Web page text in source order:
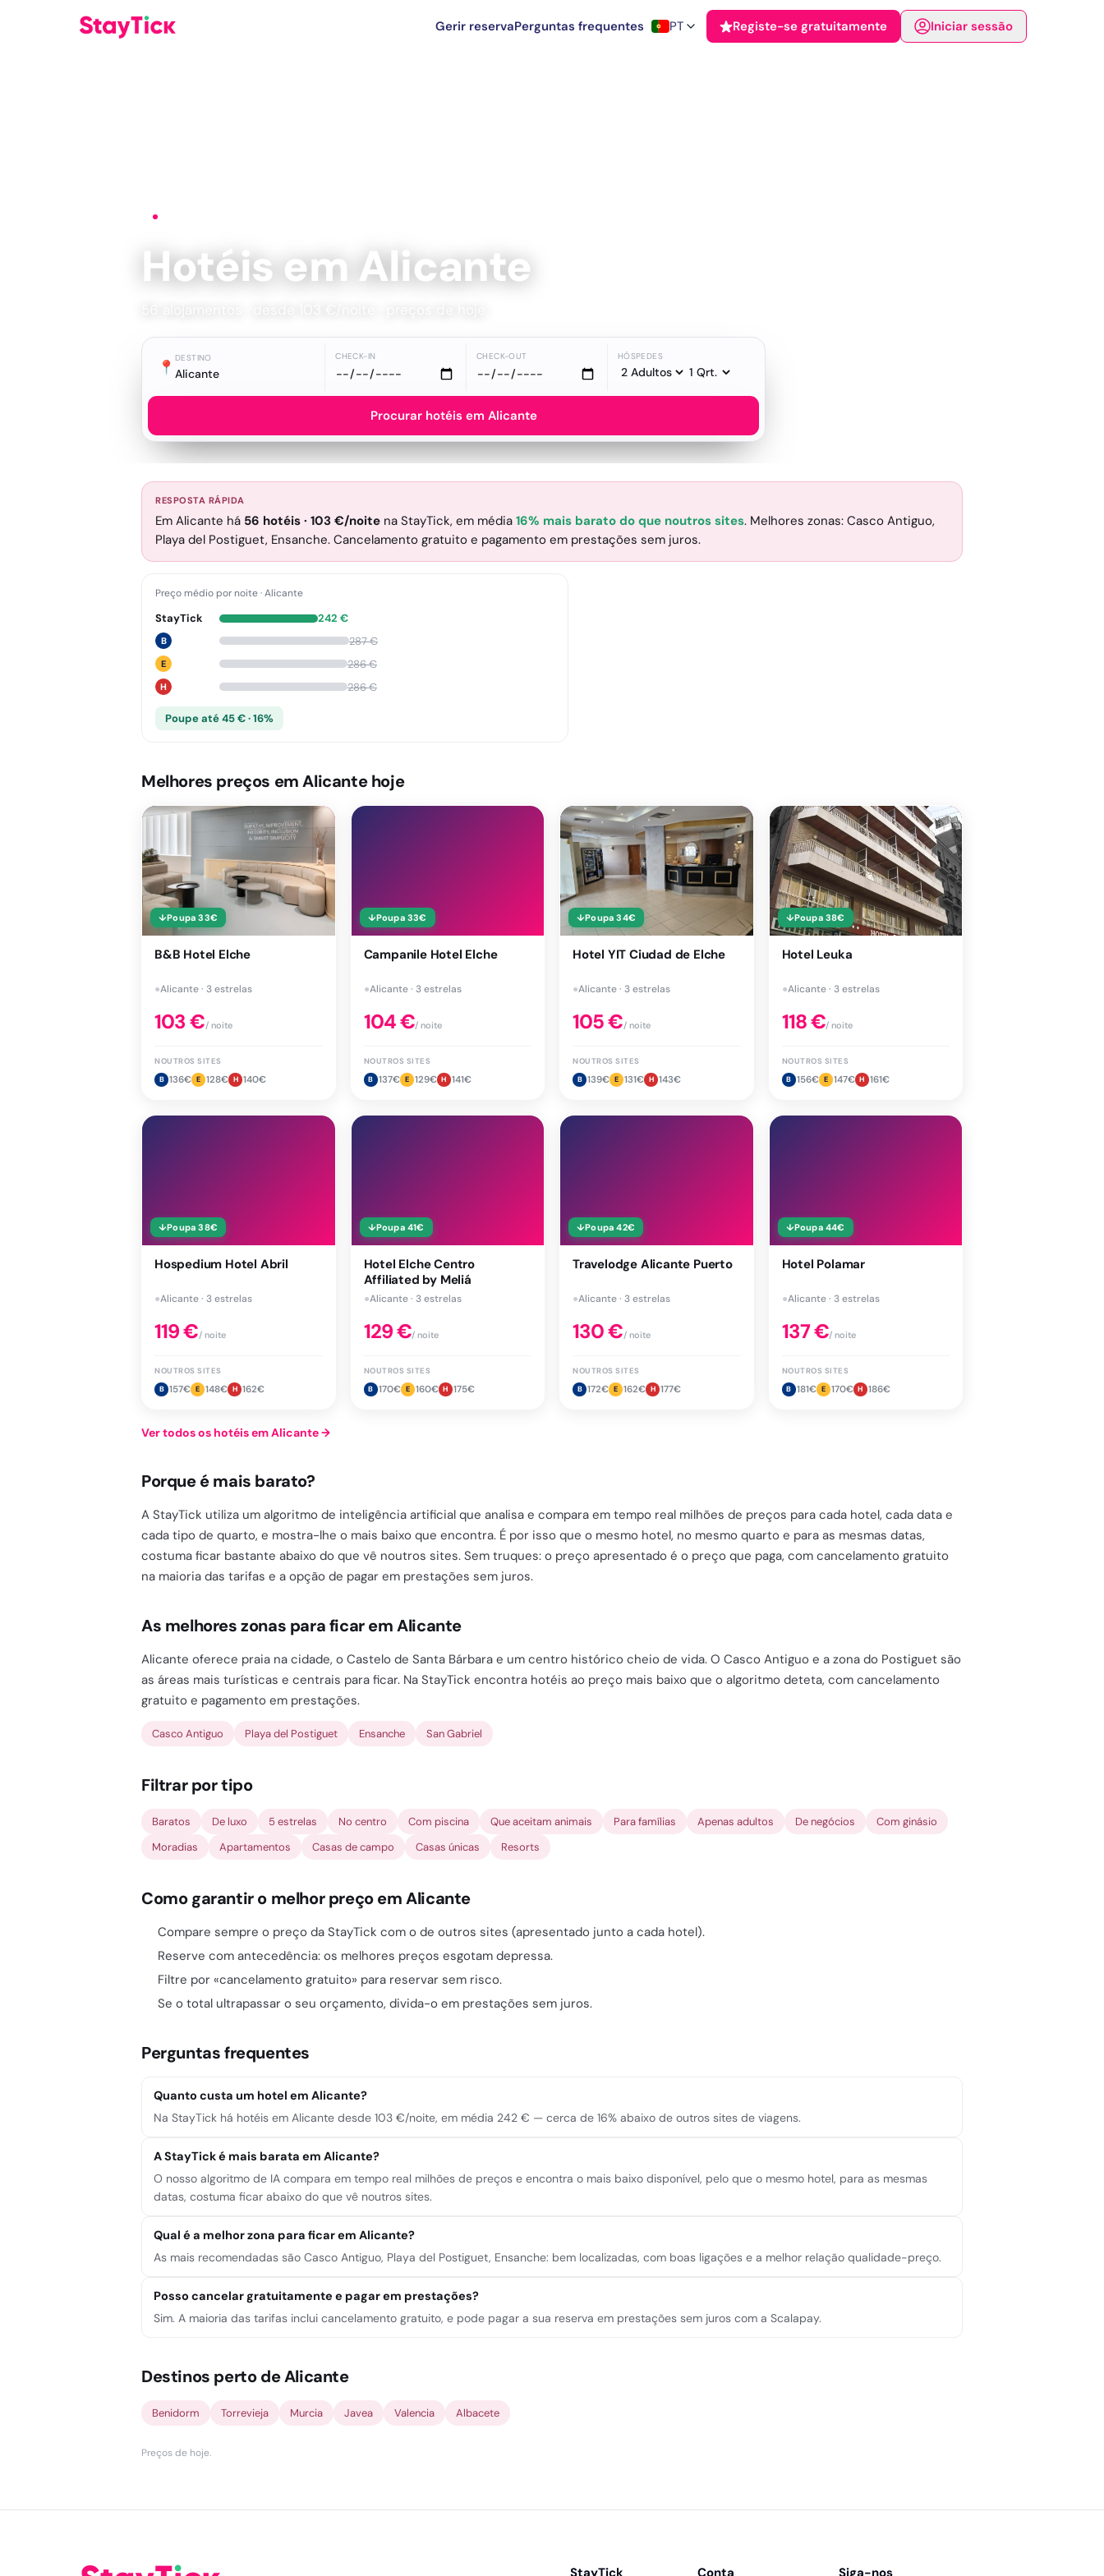
Gerir reservaPerguntas frequentes PT Registe-se gratuitamente Iniciar sessão
Hotéis em Alicante
📍 DESTINO
Alicante
CHECK-IN CHECK-OUT HÓSPEDES
Procurar hotéis em Alicante
RESPOSTA RÁPIDA
Em Alicante há 56 hotéis · 103 €/noite na StayTick, em média 16% mais barato do que noutros sites. Melhores zonas: Casco Antiguo,
Playa del Postiguet, Ensanche. Cancelamento gratuito e pagamento em prestações sem juros.
Preço médio por noite·Alicante
StayTick 242 €
B 287€
E 286€
H 286€
Poupe até 45 € · 16%
Melhores preços em Alicante hoje
↓Poupa 33€
B&B Hotel Elche
●Alicante · 3 estrelas
103€/ noite
NOUTROS SITES
B 136€ E 128€ H 140€
↓Poupa 33€
Campanile Hotel Elche
●Alicante · 3 estrelas
104€/ noite
NOUTROS SITES
B 137€ E 129€ H 141€
↓Poupa 34€
Hotel YIT Ciudad de Elche
●Alicante · 3 estrelas
105€/ noite
NOUTROS SITES
B 139€ E 131€ H 143€
↓Poupa 38€
Hotel Leuka
●Alicante · 3 estrelas
118€/ noite
NOUTROS SITES
B 156€ E 147€ H 161€
↓Poupa 38€
Hospedium Hotel Abril
●Alicante · 3 estrelas
119€/ noite
NOUTROS SITES
B 157€ E 148€ H 162€
↓Poupa 41€
Hotel Elche Centro
Affiliated by Meliá
●Alicante · 3 estrelas
129€/ noite
NOUTROS SITES
B 170€ E 160€ H 175€
↓Poupa 42€
Travelodge Alicante Puerto
●Alicante · 3 estrelas
130€/ noite
NOUTROS SITES
B 172€ E 162€ H 177€
↓Poupa 44€
Hotel Polamar
●Alicante · 3 estrelas
137€/ noite
NOUTROS SITES
B 181€ E 170€ H 186€
Ver todos os hotéis em Alicante→
Porque é mais barato?
A StayTick utiliza um algoritmo de inteligência artificial que analisa e compara em tempo real milhões de preços para cada hotel, cada data e
cada tipo de quarto, e mostra-lhe o mais baixo que encontra. É por isso que o mesmo hotel, no mesmo quarto e para as mesmas datas,
costuma ficar bastante abaixo do que vê noutros sites. Sem truques: o preço apresentado é o preço que paga, com cancelamento gratuito
na maioria das tarifas e a opção de pagar em prestações sem juros.
As melhores zonas para ficar em Alicante
Alicante oferece praia na cidade, o Castelo de Santa Bárbara e um centro histórico cheio de vida. O Casco Antiguo e a zona do Postiguet são
as áreas mais turísticas e centrais para ficar. Na StayTick encontra hotéis ao preço mais baixo que o algoritmo deteta, com cancelamento
gratuito e pagamento em prestações.
Casco Antiguo Playa del Postiguet Ensanche San Gabriel
Filtrar por tipo
Baratos De luxo 5 estrelas No centro Com piscina Que aceitam animais Para famílias Apenas adultos De negócios
Com ginásio
Moradias
Apartamentos Casas de campo Casas únicas Resorts
Como garantir o melhor preço em Alicante
Compare sempre o preço da StayTick com o de outros sites (apresentado junto a cada hotel).
Reserve com antecedência: os melhores preços esgotam depressa.
Filtre por «cancelamento gratuito» para reservar sem risco.
Se o total ultrapassar o seu orçamento, divida-o em prestações sem juros.
Perguntas frequentes
Quanto custa um hotel em Alicante?
Na StayTick há hotéis em Alicante desde 103 €/noite, em média 242 € — cerca de 16% abaixo de outros sites de viagens.
A StayTick é mais barata em Alicante?
O nosso algoritmo de IA compara em tempo real milhões de preços e encontra o mais baixo disponível, pelo que o mesmo hotel, para as mesmas
datas, costuma ficar abaixo do que vê noutros sites.
Qual é a melhor zona para ficar em Alicante?
As mais recomendadas são Casco Antiguo, Playa del Postiguet, Ensanche: bem localizadas, com boas ligações e a melhor relação qualidade-preço.
Posso cancelar gratuitamente e pagar em prestações?
Sim. A maioria das tarifas inclui cancelamento gratuito, e pode pagar a sua reserva em prestações sem juros com a Scalapay.
Destinos perto de Alicante
Benidorm Torrevieja Murcia Javea Valencia Albacete
Preços de hoje.
StayTick Conta Siga-nos